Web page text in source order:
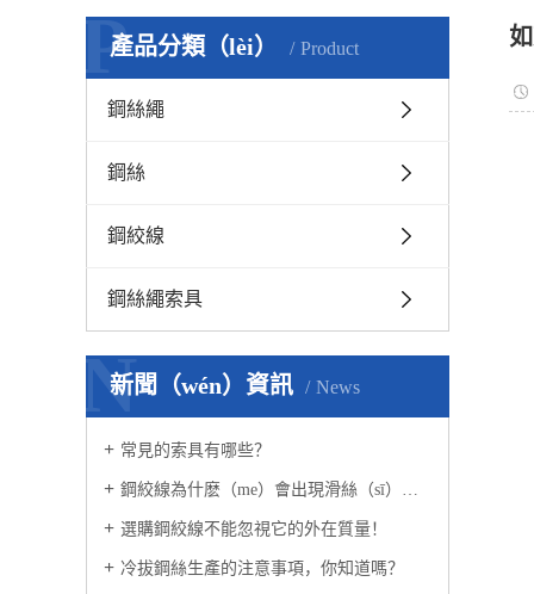
產品分類（lèi） Product
P
鋼絲繩
鋼絲
鋼絞線
鋼絲繩索具
新聞（wén）資訊 News
N
常見的索具有哪些？
鋼絞線為什麽（me）會出現滑絲（sī）情況？
選購鋼絞線不能忽視它的外在質量！
冷拔鋼絲生產的注意事項，你知道嗎？